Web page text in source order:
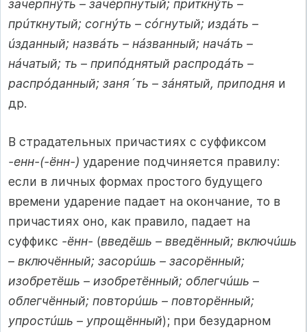
зачерпнýть – зачéрпнутый; приткнýть –
прúткнутый; согнýть – сóгнутый; издáть –
úзданный; назвáть – нáзванный; начáть –
нáчатый; ть – припóднятый распродáть –
распрóданный; заня´ть – зáнятый, приподня и
др.
В страдательных причастиях с суффиксом
-енн-(-ённ-) ударение подчиняется правилу:
если в личных формах простого будущего
времени ударение падает на окончание, то в
причастиях оно, как правило, падает на
суффикс -ённ- (введёшь – введённый; включúшь
– включённый; засорúшь – засорённый;
изобретёшь – изобретённый; облегчúшь –
облегчённый; повторúшь – повторённый;
упростúшь – упрощённый); при безударном